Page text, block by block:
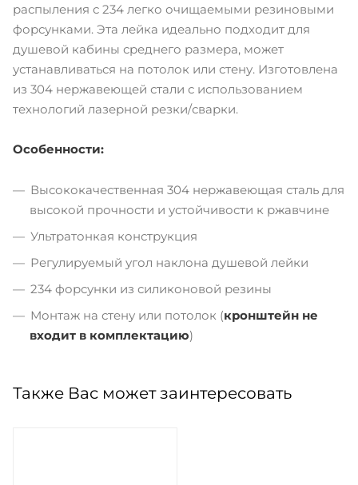
распыления с 234 легко очищаемыми резиновыми
форсунками. Эта лейка идеально подходит для
душевой кабины среднего размера, может
устанавливаться на потолок или стену. Изготовлена
из 304 нержавеющей стали с использованием
технологий лазерной резки/сварки.
Особенности:
Высококачественная 304 нержавеющая сталь для
высокой прочности и устойчивости к ржавчине
Ультратонкая конструкция
Регулируемый угол наклона душевой лейки
234 форсунки из силиконовой резины
Монтаж на стену или потолок (кронштейн не
входит в комплектацию)
Также Вас может заинтересовать